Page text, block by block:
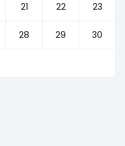
21 22 23
28 29 30